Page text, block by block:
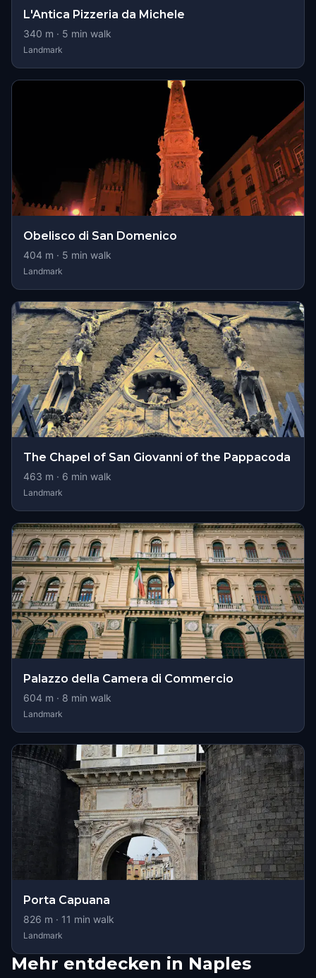
L'Antica Pizzeria da Michele
340 m · 5 min walk
Landmark
Obelisco di San Domenico
404 m · 5 min walk
Landmark
The Chapel of San Giovanni of the Pappacoda
463 m · 6 min walk
Landmark
Palazzo della Camera di Commercio
604 m · 8 min walk
Landmark
Porta Capuana
826 m · 11 min walk
Landmark
Mehr entdecken in Naples